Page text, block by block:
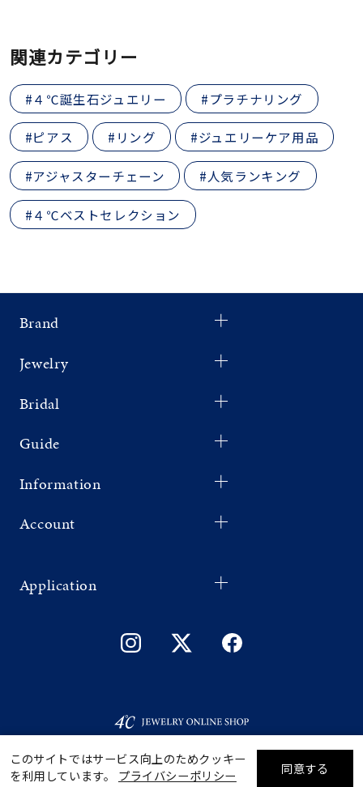
関連カテゴリー
#４℃誕生石ジュエリー #プラチナリング
#ピアス #リング #ジュエリーケア用品
#アジャスターチェーン #人気ランキング
#４℃ベストセレクション
Brand
Jewelry
Bridal
Guide
Information
Account
Application
このサイトではサービス向上のためクッキー
を利用しています。 プライバシーポリシー
同意する